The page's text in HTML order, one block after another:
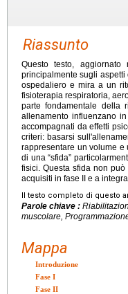
Riassunto
Questo testo,
principalmente sugli
ospedaliero e mira a un
fisioterapia respiratoria,
parte fondamentale della
allenamento influenzano
accompagnati da effetti
criteri: basarsi
rappresentare un volume e
di una “sfida”
fisici. Questa sfida non
acquisiti in fase II e a
Il testo completo di questo
Parole chiave :
muscolare,
Mappa
Introduzione
Fase I
Fase II